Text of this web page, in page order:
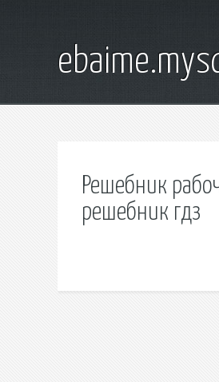
Решебник
решебник гдз